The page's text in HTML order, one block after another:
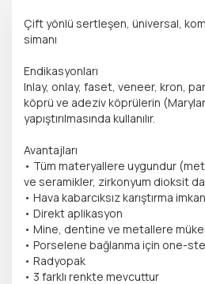
Çift yönlü sertleşen, üniversal,
simanı
Endikasyonları
Inlay, onlay, faset, veneer, kron,
köprü ve adeziv köprülerin
yapıştırılmasında kullanılır.
Avantajları
• Tüm materyallere uygundur
ve seramikler, zirkonyum dioksit
• Hava kabarcıksız karıştırma
• Direkt aplikasyon
• Mine, dentine ve metallere
• Porselene bağlanma için one-
• Radyopak
• 3 farklı renkte mevcuttur